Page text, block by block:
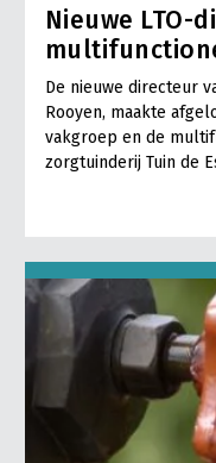
Nieuwe LTO-
De nieuwe directeur
Rooyen, maakte
vakgroep en de
zorgtuinderij Tuin de